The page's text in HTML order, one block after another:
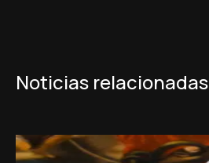
Noticias relacionadas